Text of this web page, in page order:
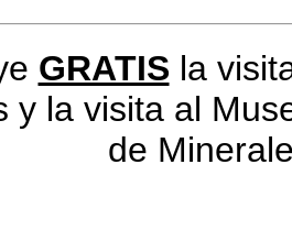
GRATIS la
y la visita al
de